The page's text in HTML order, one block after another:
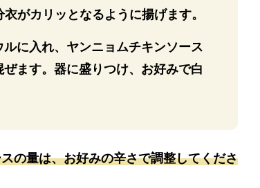
がカリッとなるように揚げます。
ルに入れ、ヤンニョムチキンソース
ます。器に盛りつけ、お好みで白
の量は、お好みの辛さで調整してくださ